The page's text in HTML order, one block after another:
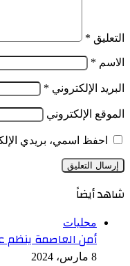
التعليق *
الاسم *
البريد الإلكتروني *
الموقع الإلكتروني
احفظ اسمي، بريدي
شاهد أيضاً
محليات
أمن العاصمة ينظم
8 مارس، 2024